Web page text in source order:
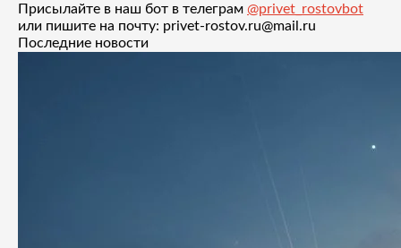
Присылайте в наш бот в телеграм @privet_rostovbot
или пишите на почту: privet-rostov.ru@mail.ru
Последние новости